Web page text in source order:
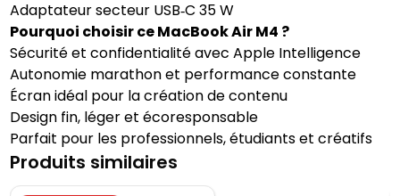
Adaptateur secteur USB‑C 35 W
Pourquoi choisir ce MacBook Air M4 ?
Sécurité et confidentialité avec Apple Intelligence
Autonomie marathon et performance constante
Écran idéal pour la création de contenu
Design fin, léger et écoresponsable
Parfait pour les professionnels, étudiants et créatifs
Produits similaires